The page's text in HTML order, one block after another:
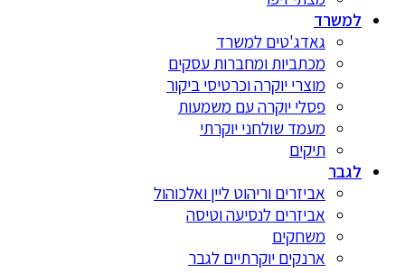
למשרד
גאדג'טים למשרד
מכתביות ומחברות עסקים
מוצרי יוקרה וכרטיסי ביקור
פסלי יוקרה עם משמעות
מעמד שולחני יוקרתי
תיקים
לגבר
אביזרים וריהוט ליין ואלכוהול
אביזרים לנסיעה וטיסה
משחקים
ארנקים יוקרתיים לגבר